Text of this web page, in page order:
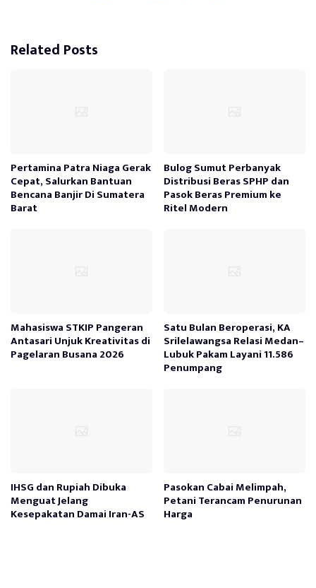
Related Posts
Pertamina Patra Niaga Gerak
Cepat, Salurkan Bantuan
Bencana Banjir Di Sumatera
Barat
Bulog Sumut Perbanyak
Distribusi Beras SPHP dan
Pasok Beras Premium ke
Ritel Modern
Mahasiswa STKIP Pangeran
Antasari Unjuk Kreativitas di
Pagelaran Busana 2026
Satu Bulan Beroperasi, KA
Srilelawangsa Relasi Medan–
Lubuk Pakam Layani 11.586
Penumpang
IHSG dan Rupiah Dibuka
Menguat Jelang
Kesepakatan Damai Iran-AS
Pasokan Cabai Melimpah,
Petani Terancam Penurunan
Harga